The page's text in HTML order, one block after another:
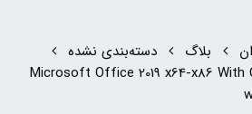
بلاگ
دسته‌بندی نشده
Microsoft Office 2019 x64-x86 With